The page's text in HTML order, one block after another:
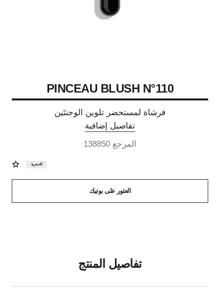
PINCEAU BLUSH N°110
فرشاة لمستحضر تلوين الوجنتَين
تفاصيل إضافية
المرجع 138850
الحصرية
العثور على بوتيك
تفاصيل المنتج